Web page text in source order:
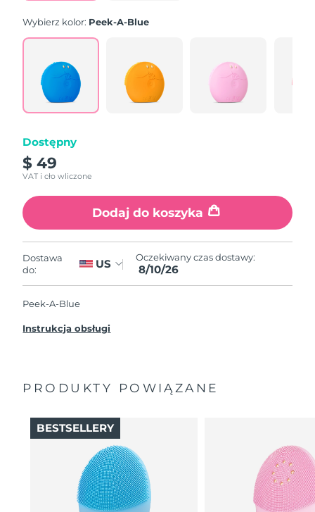
Wybierz kolor: Peek-A-Blue
Dostępny
$ 49
VAT i cło wliczone
Dodaj do koszyka
Dostawa
do:
US Oczekiwany czas dostawy:
8/10/26
Peek-A-Blue
Instrukcja obsługi
PRODUKTY POWIĄZANE
BESTSELLERY